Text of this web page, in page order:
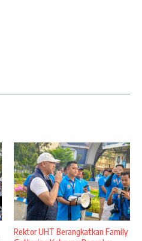
Rektor UHT Berangkatkan Family